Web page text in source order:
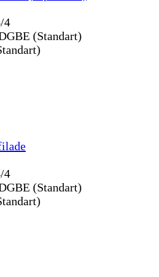
4
(Standart)
4
(Standart)